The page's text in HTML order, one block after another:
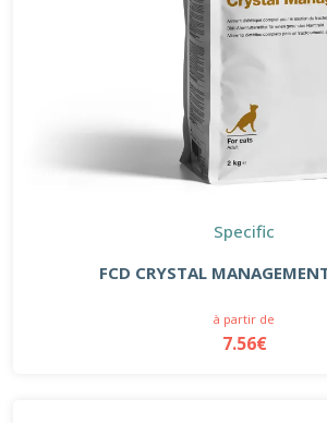
Specific
FCD CRYSTAL
à partir de
7.56€